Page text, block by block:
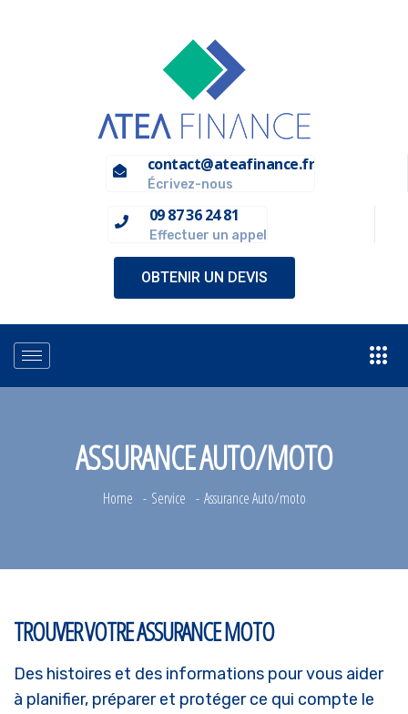
contact@ateafinance.fr
Écrivez-nous
09 87 36 24 81
Effectuer un appel
OBTENIR UN DEVIS
ASSURANCE AUTO/MOTO
Home Service Assurance Auto/moto
TROUVER VOTRE ASSURANCE MOTO
Des histoires et des informations pour vous aider
à planifier, préparer et protéger ce qui compte le